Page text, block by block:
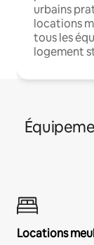
urbains
locations
tous les
logement
Locations